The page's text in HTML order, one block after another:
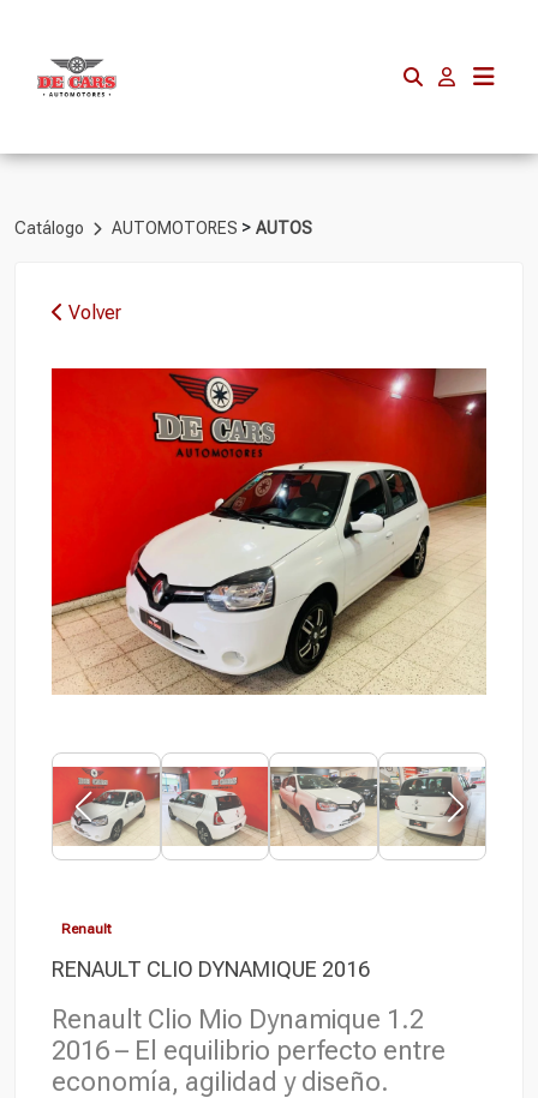
Catálogo AUTOMOTORES > AUTOS
Volver
Renault
RENAULT CLIO DYNAMIQUE 2016
Renault Clio Mio Dynamique 1.2
2016 – El equilibrio perfecto entre
economía, agilidad y diseño.